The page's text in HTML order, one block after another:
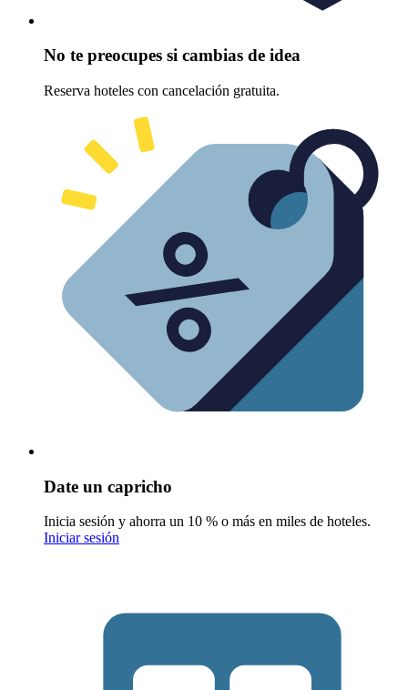
No te preocupes si cambias de idea
Reserva hoteles con cancelación gratuita.
Date un capricho
Inicia sesión y ahorra un 10 % o más en miles de hoteles.
Iniciar sesión